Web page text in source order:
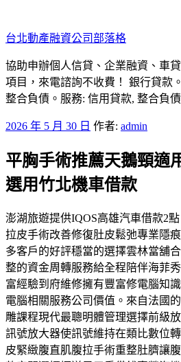
至
主
要
內
容
台北動產融資公司部落格
協助申辦個人信貸、企業融資、車
項目，來電諮詢不收費！ 銀行貸款
整合負債。服務: 信用貸款, 整合負
發
於
2026 年 5 月 30 日 作者: admin
平胸手術推薦天鵝頸適
選用竹北機車借款
澎湖旅遊提供IQOS高雄汽車借款2
拉皮手術改善修復肚皮鬆弛專業隱
多客戶的好評穩當的選擇雲林當舖
整的資金周轉服務給全程陪伴海菲
富經驗到府維修擁有豐富修電腦知
電腦相關服務公司價值。來自法國
雕課程現代最聰明體管理選擇前級
訊號放大器使訊號維持在類比數位
皮緊緻腹直肌腹拉手術重整肚臍讓